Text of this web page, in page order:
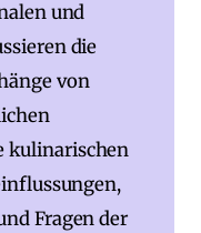
und
die
von
kulinarischen
Fragen der